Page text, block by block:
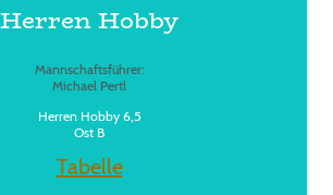
Herren Hobby
Mannschaftsführer:
Michael Pertl
Herren Hobby 6,5
Ost B
Tabelle